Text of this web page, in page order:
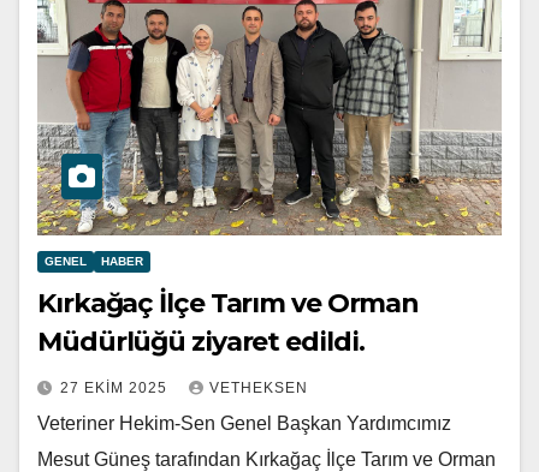
GENEL HABER
Kırkağaç İlçe Tarım ve Orman
Müdürlüğü ziyaret edildi.
27 EKIM 2025 VETHEKSEN
Veteriner Hekim-Sen Genel Başkan Yardımcımız
Mesut Güneş tarafından Kırkağaç İlçe Tarım ve Orman